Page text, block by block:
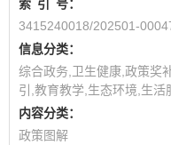
索 引
号：
3415240018/202501-
信息分类：
综合政务,卫生健康,政策奖
引,教育教学,生态环境,生活
内容分类：
政策图解